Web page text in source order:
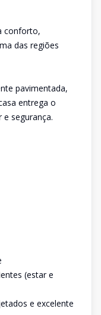
conforto,
das regiões
pavimentada,
entrega o
segurança.
(estar e
e excelente